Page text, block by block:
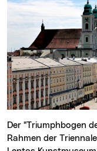
Der "Triumphbogen der Kunst" von Ursula Hübner wurde im
Rahmen der